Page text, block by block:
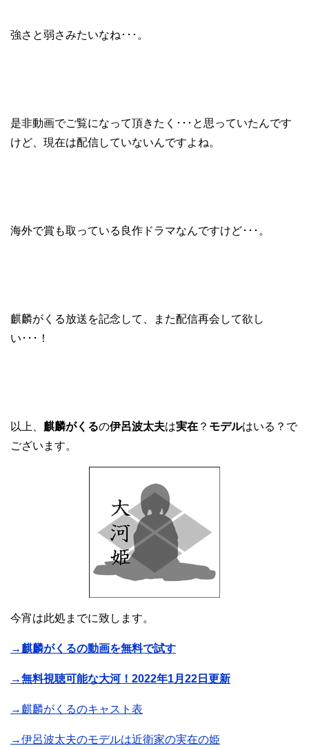
強さと弱さみたいなね･･･。
是非動画でご覧になって頂きたく･･･と思っていたんです
けど、現在は配信していないんですよね。
海外で賞も取っている良作ドラマなんですけど･･･。
麒麟がくる放送を記念して、また配信再会して欲し
い･･･！
以上、 麒麟がくるの伊呂波太夫は実在 ？ モデルはいる？で
ございます。
今宵は此処までに致します。
→麒麟がくるの動画を無料で試す
→無料視聴可能な大河！2022年1月22日更新
→麒麟がくるのキャスト表
→伊呂波太夫のモデルは近衛家の実在の姫